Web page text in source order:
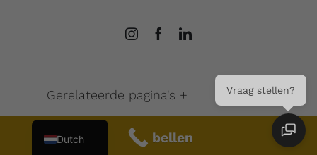
Gerelateerde pagina's + Vraag stellen?
bellen
Dutch
English
French